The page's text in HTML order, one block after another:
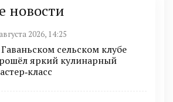
новости
2026, 14:25
сельском клубе
яркий кулинарный